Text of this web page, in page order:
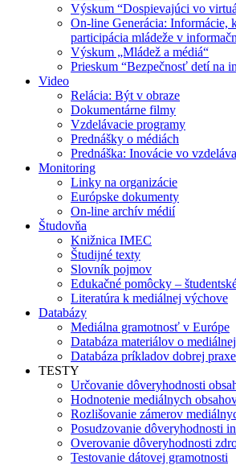
Výskum “Dospievajúci vo
On-line Generácia: Informácie,
participácia mládeže v
Výskum „Mládež a médiá“
Prieskum “Bezpečnosť detí na
Video
Relácia: Být v obraze
Dokumentárne filmy
Vzdelávacie programy
Prednášky o médiách
Prednáška: Inovácie vo
Monitoring
Linky na organizácie
Európske dokumenty
On-line archív médií
Študovňa
Knižnica IMEC
Študijné texty
Slovník pojmov
Edukačné pomôcky –
Literatúra k mediálnej výchove
Databázy
Mediálna gramotnosť v Európe
Databáza materiálov o
Databáza príkladov dobrej praxe
TESTY
Určovanie dôveryhodnosti
Hodnotenie mediálnych
Rozlišovanie zámerov
Posudzovanie dôveryhodnosti
Overovanie dôveryhodnosti
Testovanie dátovej gramotnosti